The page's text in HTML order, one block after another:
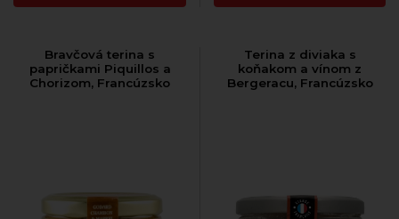
Bravčová terina s
papričkami Piquillos a
Chorizom, Francúzsko
Terina z diviaka s
koňakom a vínom z
Bergeracu, Francúzsko